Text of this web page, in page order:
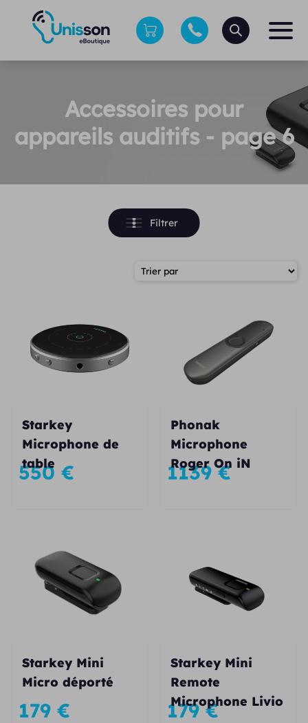
Accessoires pour
appareils auditifs - page 6
Filtrer
Starkey
Microphone de
table
550 €
Phonak
Microphone
Roger On iN
1139€
Starkey Mini
Micro déporté
179 €
Starkey Mini
Remote
Microphone Livio
179€